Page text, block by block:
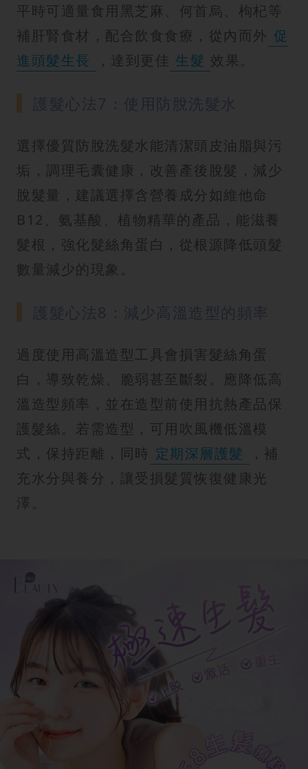
平時可適量食用黑芝麻、何首烏、枸杞等
補肝腎食材，配合飲食食療，從內而外 促
進頭髮生長
，達到更佳 生髮 效果。
選擇優質防脫洗髮水能清潔頭皮油脂與污
垢，調理毛囊健康，改善產後脫髮，減少
脫髮量，建議選擇含營養成分如維他命
B12、氨基酸、植物精華的產品，能滋養
髮根，強化髮絲角蛋白，從根源降低頭髮
數量減少的現象。
過度使用高溫造型工具會損害髮絲角蛋
白，導致乾燥、脆弱甚至斷裂。應降低高
溫造型頻率，並在造型前使用抗熱產品保
護髮絲。若需造型，可用吹風機低溫模
式，保持距離，同時 定期深層護髮
，補
充水分與養分，讓受損髮質恢復健康光
澤。